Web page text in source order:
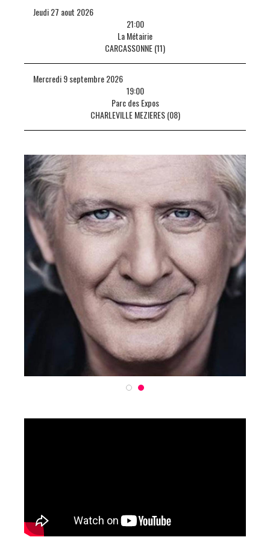
Jeudi 27 aout 2026
21:00
La Métairie
CARCASSONNE (11)
Mercredi 9 septembre 2026
19:00
Parc des Expos
CHARLEVILLE MEZIERES (08)